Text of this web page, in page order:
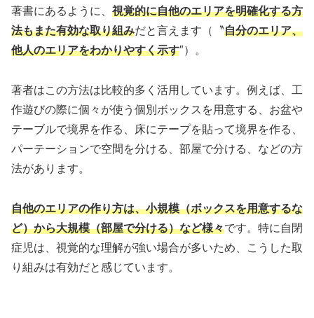
著書にあるように、 視覚的に自他のエリアを明確化する方
法もまた有効な取り組みだと言えます（〝自分のエリア、
他人のエリアをわかりやすく示す″）。
著者はこの方法は比較的多く活用しています。例えば、工
作遊びの際に個々が使う個別ボックスを用意する、お盆や
テーブルで境界を作る、床にテープを貼って境界を作る、
パーテーションで空間を分ける、部屋で分ける、などの方
法があります。
自他のエリアの作り方は、小規模（ボックスを用意するな
ど）から大規模（部屋で分ける）など様々です。特に自閉
症児は、視覚的な理解が強い場合が多いため、こうした取
り組みは有効だと感じています。